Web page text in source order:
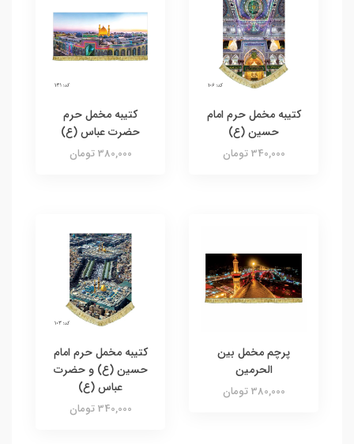
کتیبه مخمل حرم امام
حسین (ع)
340,000 تومان
کتیبه مخمل حرم
حضرت عباس (ع)
380,000 تومان
پرچم مخمل بین
الحرمین
380,000 تومان
کتیبه مخمل حرم امام
حسین (ع) و حضرت
عباس (ع)
340,000 تومان